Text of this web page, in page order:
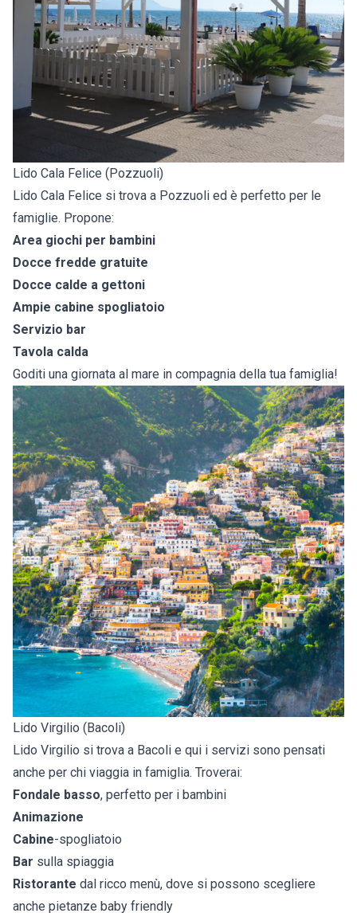
Lido Cala Felice (Pozzuoli)
Lido Cala Felice si trova a Pozzuoli ed è perfetto per le
famiglie. Propone:
Area giochi per bambini
Docce fredde gratuite
Docce calde a gettoni
Ampie cabine spogliatoio
Servizio bar
Tavola calda
Goditi una giornata al mare in compagnia della tua famiglia!
Lido Virgilio (Bacoli)
Lido Virgilio si trova a Bacoli e qui i servizi sono pensati
anche per chi viaggia in famiglia. Troverai:
Fondale basso, perfetto per i bambini
Animazione
Cabine-spogliatoio
Bar sulla spiaggia
Ristorante dal ricco menù, dove si possono scegliere
anche pietanze baby friendly